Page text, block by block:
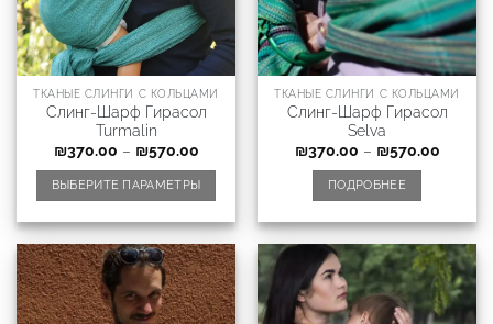
ТКАНЫЕ СЛИНГИ С КОЛЬЦАМИ
Слинг-Шарф Гирасол
Turmalin
₪370.00 – ₪570.00
ВЫБЕРИТЕ ПАРАМЕТРЫ
ТКАНЫЕ СЛИНГИ С КОЛЬЦАМИ
Слинг-Шарф Гирасол
Selva
₪370.00 – ₪570.00
ПОДРОБНЕЕ